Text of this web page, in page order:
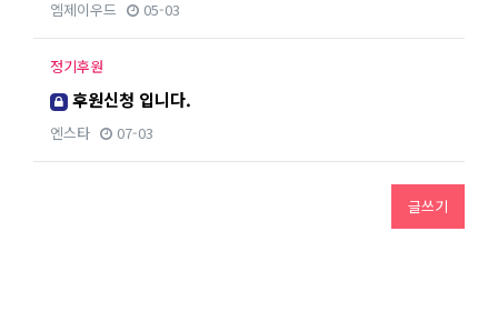
엠제이우드 05-03
정기후원
후원신청 입니다.
엔스타 07-03
글쓰기